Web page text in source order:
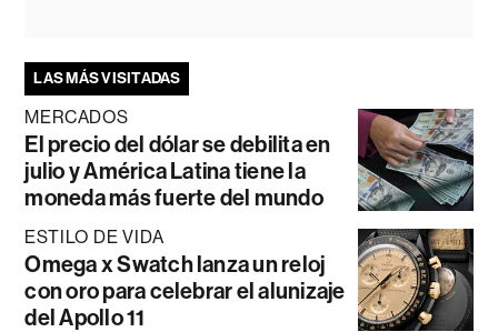
LAS MÁS VISITADAS
MERCADOS
El precio del dólar se debilita en
julio y América Latina tiene la
moneda más fuerte del mundo
ESTILO DE VIDA
Omega x Swatch lanza un reloj
con oro para celebrar el alunizaje
del Apollo 11